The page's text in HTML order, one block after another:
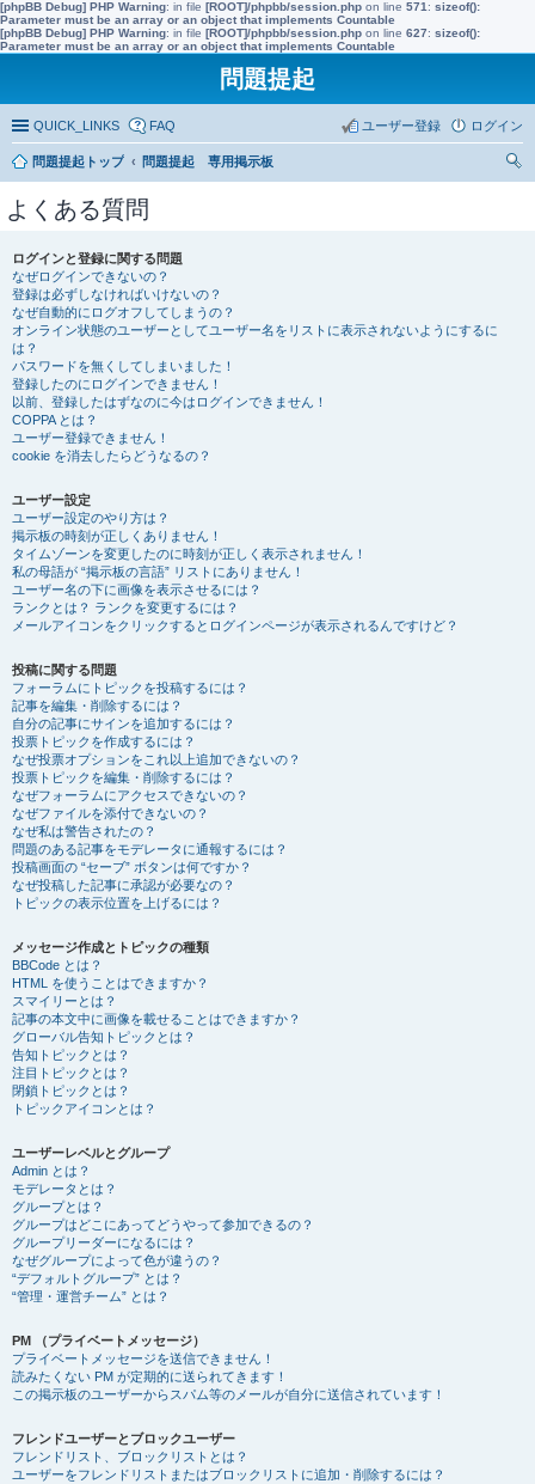
[phpBB Debug] PHP Warning: in file [ROOT]/phpbb/session.php on line 571 : sizeof():
Parameter must be an array or an object that implements Countable
[phpBB Debug] PHP Warning: in file [ROOT]/phpbb/session.php on line 627: sizeof():
Parameter must be an array or an object that implements Countable
問題提起
QUICK_LINKS FAQ ログイン
ユーザー登録
問題提起トップ
問題提起 専用掲示板
よくある質問
ログインと登録に関する問題
なぜログインできないの？
登録は必ずしなければいけないの？
なぜ自動的にログオフしてしまうの？
オンライン状態のユーザーとしてユーザー名をリストに表示されないようにするに
は？
パスワードを無くしてしまいました！
登録したのにログインできません！
以前、登録したはずなのに今はログインできません！
COPPA とは？
ユーザー登録できません！
cookie を消去したらどうなるの？
ユーザー設定
ユーザー設定のやり方は？
掲示板の時刻が正しくありません！
タイムゾーンを変更したのに時刻が正しく表示されません！
私の母語が “掲示板の言語” リストにありません！
ユーザー名の下に画像を表示させるには？
ランクとは？ ランクを変更するには？
メールアイコンをクリックするとログインページが表示されるんですけど？
投稿に関する問題
フォーラムにトピックを投稿するには？
記事を編集・削除するには？
自分の記事にサインを追加するには？
投票トピックを作成するには？
なぜ投票オプションをこれ以上追加できないの？
投票トピックを編集・削除するには？
なぜフォーラムにアクセスできないの？
なぜファイルを添付できないの？
なぜ私は警告されたの？
問題のある記事をモデレータに通報するには？
投稿画面の “セーブ” ボタンは何ですか？
なぜ投稿した記事に承認が必要なの？
トピックの表示位置を上げるには？
メッセージ作成とトピックの種類
BBCode とは？
HTML を使うことはできますか？
スマイリーとは？
記事の本文中に画像を載せることはできますか？
グローバル告知トピックとは？
告知トピックとは？
注目トピックとは？
閉鎖トピックとは？
トピックアイコンとは？
ユーザーレベルとグループ
Admin とは？
モデレータとは？
グループとは？
グループはどこにあってどうやって参加できるの？
グループリーダーになるには？
なぜグループによって色が違うの？
“デフォルトグループ” とは？
“管理・運営チーム” とは？
PM （プライベートメッセージ）
プライベートメッセージを送信できません！
読みたくない PM が定期的に送られてきます！
この掲示板のユーザーからスパム等のメールが自分に送信されています！
フレンドユーザーとブロックユーザー
フレンドリスト、ブロックリストとは？
ユーザーをフレンドリストまたはブロックリストに追加・削除するには？